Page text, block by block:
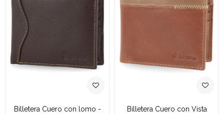
Billetera Cuero con lomo -
Billetera Cuero con Vista